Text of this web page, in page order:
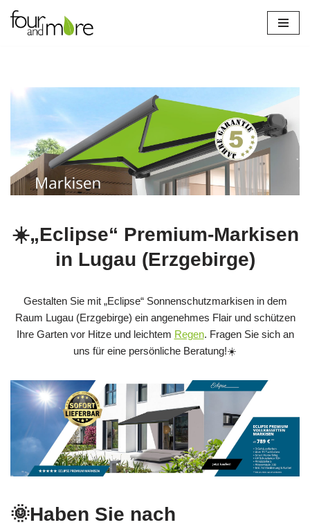
Zum
☀️„Eclipse“ Premium-Markisen
in Lugau (Erzgebirge)
Gestalten Sie mit „Eclipse“ Sonnenschutzmarkisen in dem
Raum Lugau (Erzgebirge) ein angenehmes Flair und schützen
Ihre Garten vor Hitze und leichtem Regen. Fragen Sie sich an
uns für eine persönliche Beratung!☀️
🌞Haben Sie nach